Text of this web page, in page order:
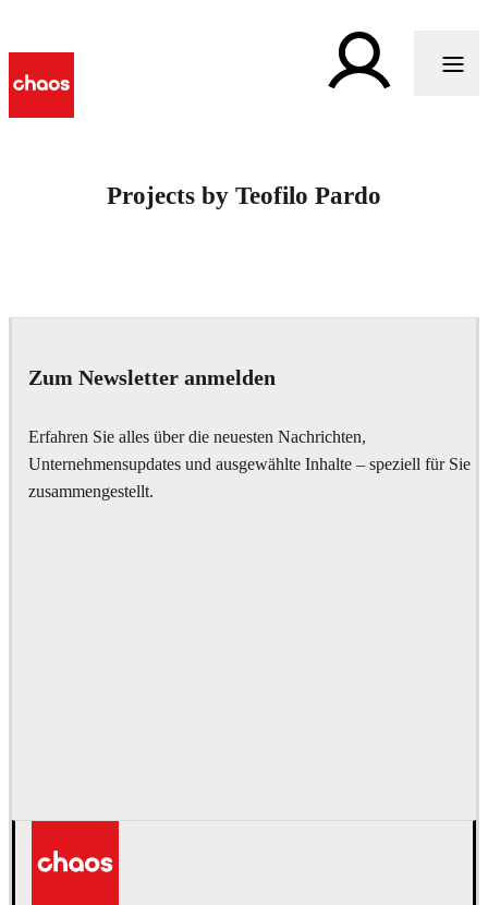
Projects by Teofilo Pardo
Zum Newsletter anmelden
Erfahren Sie alles über die neuesten Nachrichten,
Unternehmensupdates und ausgewählte Inhalte – speziell für Sie
zusammengestellt.